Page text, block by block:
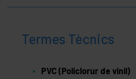
Termes Tècnics
PVC (Policlorur de vinil)